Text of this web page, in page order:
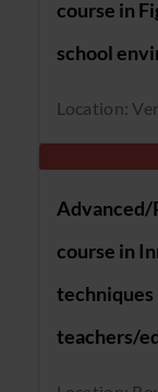
course in
school
Location:
Advanced/
course in
techniques
teachers/